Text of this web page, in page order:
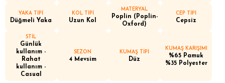
YAKA TİPİ
Düğmeli Yaka
KOL TİPİ
Uzun Kol
MATERYAL
Poplin (Poplin-
Oxford)
CEP TİPİ
Cepsiz
STİL
Günlük
kullanım -
Rahat
kullanım -
Casual
SEZON
4 Mevsim
KUMAŞ TİPİ
Düz
KUMAŞ KARIŞIMI
%65 Pamuk
%35 Polyester